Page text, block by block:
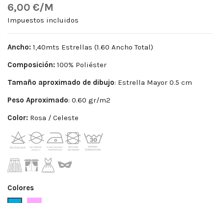
6,00 €/M
Impuestos incluidos
Ancho: 1,40mts Estrellas (1.60 Ancho Total)
Composición: 100% Poliéster
Tamaño aproximado de dibujo: Estrella Mayor 0.5 cm
Peso Aproximado: 0.60 gr/m2
Color: Rosa / Celeste
Colores